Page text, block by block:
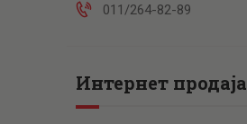
011/264-82-89
Интернет продаја